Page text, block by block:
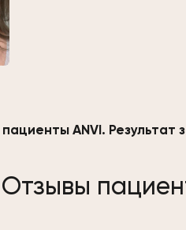
ANVI. Результат
Отзывы